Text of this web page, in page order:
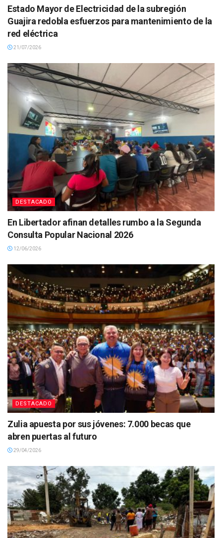
Estado Mayor de Electricidad de la subregión
Guajira redobla esfuerzos para mantenimiento de la
red eléctrica
21/07/2026
DESTACADO
En Libertador afinan detalles rumbo a la Segunda
Consulta Popular Nacional 2026
12/06/2026
DESTACADO
Zulia apuesta por sus jóvenes: 7.000 becas que
abren puertas al futuro
29/04/2026